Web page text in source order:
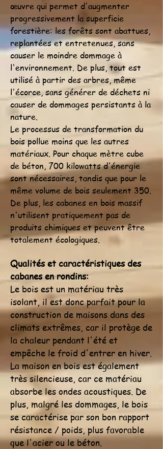
œuvre qui permet d'augmenter
progressivement la superficie
forestière: les forêts sont abattues,
replantées et entretenues, sans
causer le moindre dommage à
l'environnement. De plus, tout est
utilisé à partir des arbres, même
l'écorce, sans générer de déchets ni
causer de dommages persistants à la
nature.
Le processus de transformation du
bois pollue moins que les autres
matériaux. Pour chaque mètre cube
de béton, 700 kilowatts d'énergie
sont nécessaires, tandis que pour le
même volume de bois seulement 350.
De plus, les cabanes en bois massif
n'utilisent pratiquement pas de
produits chimiques et peuvent être
totalement écologiques.
Qualités et caractéristiques des
cabanes en rondins:
Le bois est un matériau très
isolant, il est donc parfait pour la
construction de maisons dans des
climats extrêmes, car il protège de
la chaleur pendant l'été et
empêche le froid d'entrer en hiver.
La maison en bois est également
très silencieuse, car ce matériau
absorbe les ondes acoustiques. De
plus, malgré les dommages, le bois
se caractérise par son bon rapport
résistance / poids, plus favorable
que l'acier ou le béton.